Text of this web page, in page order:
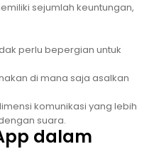
sejumlah keuntungan,
perlu bepergian untuk
di mana saja asalkan
komunikasi yang lebih
suara.
dalam